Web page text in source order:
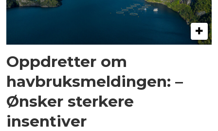
Oppdretter om
havbruksmeldingen: –
Ønsker sterkere
insentiver